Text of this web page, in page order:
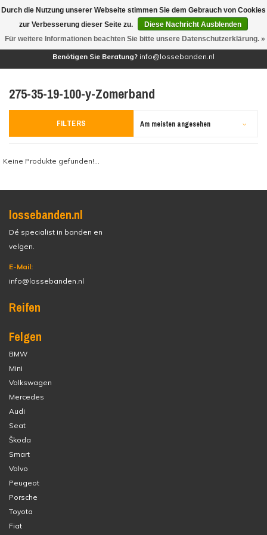
(0)
Benötigen Sie Beratung? info@lossebanden.nl
275-35-19-100-y-Zomerband
FILTERS Am meisten angesehen
Keine Produkte gefunden!...
lossebanden.nl
Dé specialist in banden en
velgen.
E-Mail:
info@lossebanden.nl
Reifen
Felgen
BMW
Mini
Volkswagen
Mercedes
Audi
Seat
Škoda
Smart
Volvo
Peugeot
Porsche
Toyota
Fiat
Durch die Nutzung unserer Webseite stimmen Sie dem Gebrauch von Cookies
zur Verbesserung dieser Seite zu.
Diese Nachricht Ausblenden
Für weitere Informationen beachten Sie bitte unsere Datenschutzerklärung. »